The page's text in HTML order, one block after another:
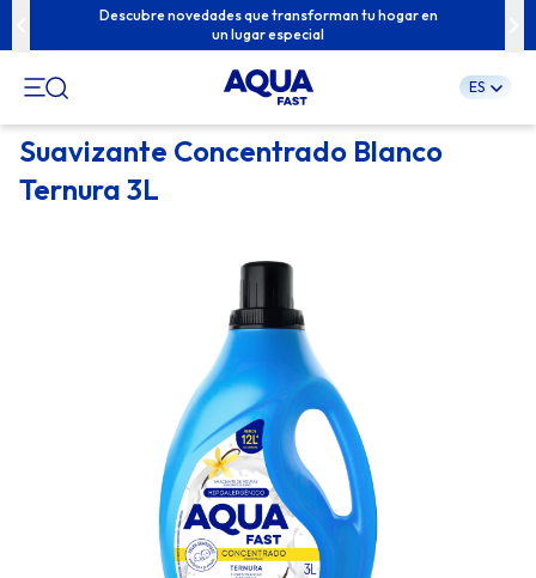
Pular
para
Descubre novedades que transforman tu hogar en
un lugar especial
ES
Suavizante Concentrado Blanco
Ternura 3L